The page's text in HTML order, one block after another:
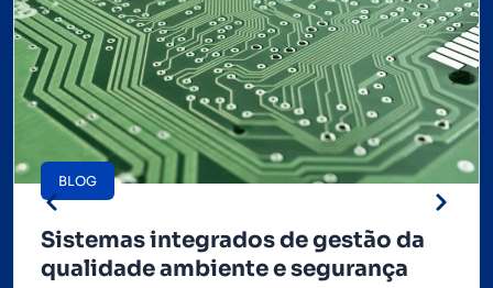
BLOG
Sistemas integrados de gestão da
qualidade ambiente e segurança